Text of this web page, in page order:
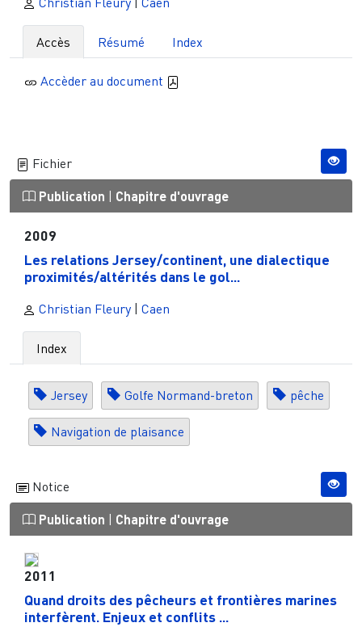
Accès Résumé Index
Accèder au document
Fichier
Publication Chapitre d'ouvrage
2009
Les relations Jersey/continent, une dialectique
proximités/altérités dans le gol...
Christian Fleury | Caen
Index
Jersey Golfe Normand-breton pêche
Navigation de plaisance
Notice
Publication Chapitre d'ouvrage
2011
Quand droits des pêcheurs et frontières marines
interfèrent. Enjeux et conflits ...